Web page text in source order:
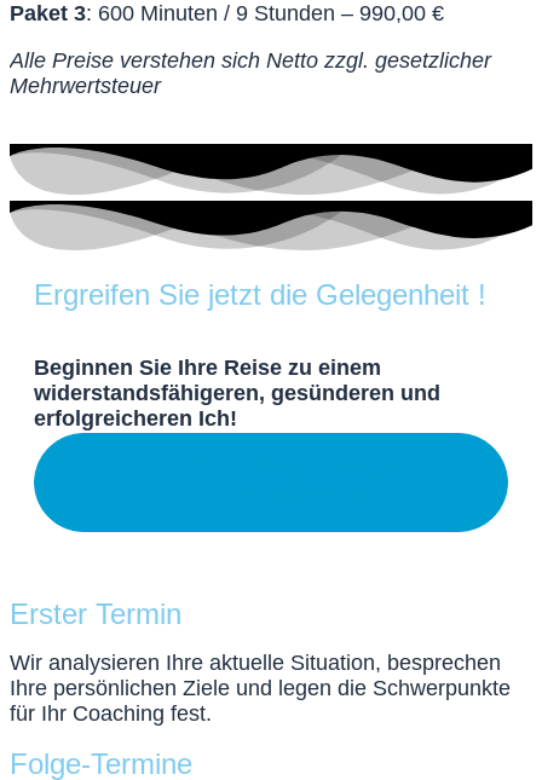
Paket 3: 600 Minuten / 9 Stunden – 990,00 €
Alle Preise verstehen sich Netto zzgl. gesetzlicher
Mehrwertsteuer
Ergreifen Sie jetzt die Gelegenheit !
Beginnen Sie Ihre Reise zu einem
widerstandsfähigeren, gesünderen und
erfolgreicheren Ich!
Erster Termin
Wir analysieren Ihre aktuelle Situation, besprechen
Ihre persönlichen Ziele und legen die Schwerpunkte
für Ihr Coaching fest.
Folge-Termine